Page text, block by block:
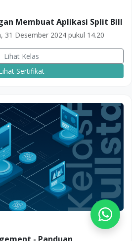
Membuat Aplikasi Split Bill
31 Desember 2024 pukul 14.20
Lihat Kelas
Sertifikat